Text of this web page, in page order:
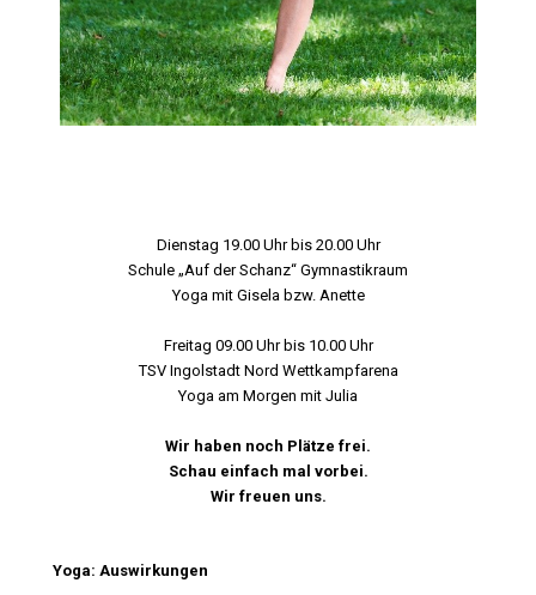
Dienstag 19.00 Uhr bis 20.00 Uhr
Schule „Auf der Schanz“ Gymnastikraum
Yoga mit Gisela bzw. Anette
Freitag 09.00 Uhr bis 10.00 Uhr
TSV Ingolstadt Nord Wettkampfarena
Yoga am Morgen mit Julia
Wir haben noch Plätze frei.
Schau einfach mal vorbei.
Wir freuen uns.
Yoga: Auswirkungen